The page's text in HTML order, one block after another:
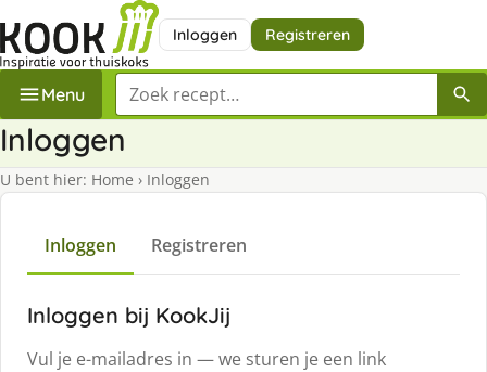
Inloggen Registreren
Menu Zoek een recept
Inloggen
U bent hier: Home › Inloggen
Inloggen Registreren
Inloggen bij KookJij
Vul je e-mailadres in — we sturen je een link